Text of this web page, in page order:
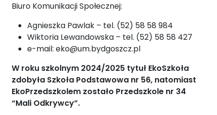
Biuro Komunikacji Społecznej:
Agnieszka Pawlak – tel. (52) 58 58 984
Wiktoria Lewandowska – tel. (52) 58 58 427
e-mail: eko@um.bydgoszcz.pl
W roku szkolnym 2024/2025 tytuł EkoSzkoła
zdobyła Szkoła Podstawowa nr 56, natomiast
EkoPrzedszkolem zostało Przedszkole nr 34
“Mali Odkrywcy”.